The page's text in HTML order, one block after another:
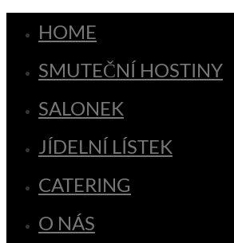
HOME
SMUTEČNÍ HOSTINY
SALONEK
JÍDELNÍ LÍSTEK
CATERING
O NÁS